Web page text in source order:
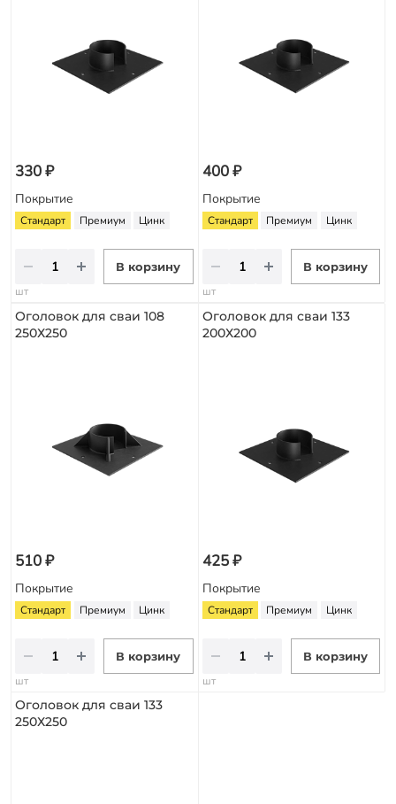
330 ₽
Покрытие
Стандарт Премиум Цинк
В корзину
шт
400 ₽
Покрытие
Стандарт Премиум Цинк
В корзину
шт
Оголовок для сваи 108
250Х250
510 ₽
Покрытие
Стандарт Премиум Цинк
В корзину
шт
Оголовок для сваи 133
200Х200
425 ₽
Покрытие
Стандарт Премиум Цинк
В корзину
шт
Оголовок для сваи 133
250Х250